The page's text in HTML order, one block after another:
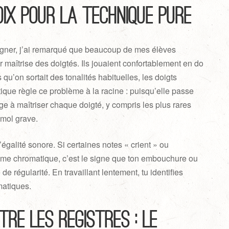
pour la technique pure
j’ai remarqué que beaucoup de mes élèves
maîtrise des doigtés. Ils jouaient confortablement en do
sortait des tonalités habituelles, les doigts
règle ce problème à la racine : puisqu’elle passe
à maîtriser chaque doigté, y compris les plus rares
grave.
sonore. Si certaines notes « crient » ou
chromatique, c’est le signe que ton embouchure ou
régularité. En travaillant lentement, tu identifies
les registres : le